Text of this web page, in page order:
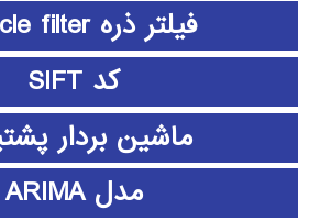
فیلتر ذره particle filter
کد SIFT
ماشین بردار
مدل ARIMA